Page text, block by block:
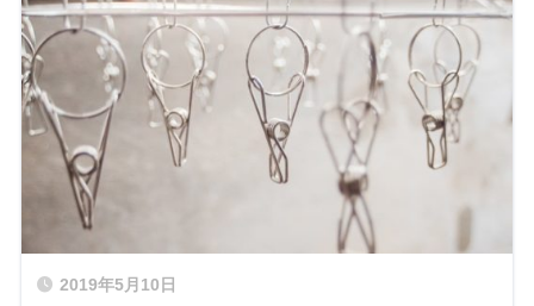
2019年5月10日